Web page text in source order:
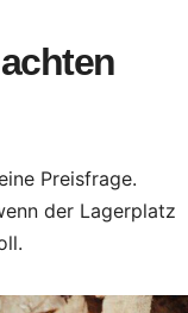
Preisfrage.
der Lagerplatz